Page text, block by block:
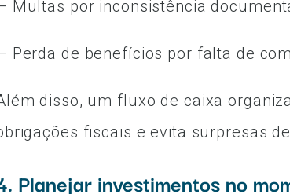
Multas por inconsistência
Perda de benefícios por falta de
disso, um fluxo de caixa
fiscais e evita surpresas
Planejar investimentos no